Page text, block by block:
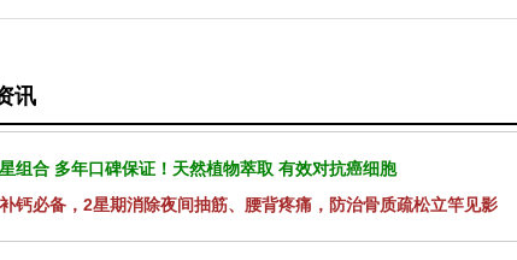
讯
组合 多年口碑保证！天然植物萃取 有效对抗癌细胞
钙必备，2星期消除夜间抽筋、腰背疼痛，防治骨质疏松立竿见影